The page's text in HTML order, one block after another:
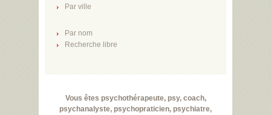
Par ville
Par nom
Recherche libre
Vous êtes psychothérapeute, psy, coach,
psychanalyste, psychopraticien, psychiatre,